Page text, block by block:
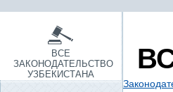
ВСЕ
ЗАКОНОДАТЕЛЬСТВО
УЗБЕКИСТАНА